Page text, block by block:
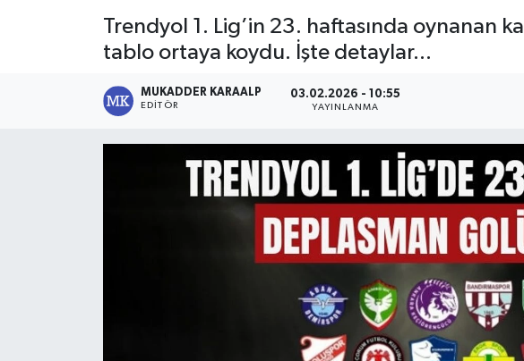
Trendyol 1. Lig’in 23. haftasında oynanan
tablo ortaya koydu. İşte detaylar...
MUKADDER KARAALP
EDITÖR
03.02.2026 - 10:55
YAYINLANMA